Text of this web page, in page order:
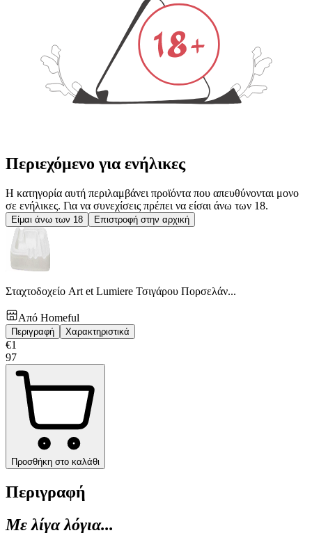
Περιεχόμενο για ενήλικες
Η κατηγορία αυτή περιλαμβάνει προϊόντα που απευθύνονται μονο
σε ενήλικες. Για να συνεχίσεις πρέπει να είσαι άνω των 18.
Είμαι άνω των 18 Επιστροφή στην αρχική
Σταχτοδοχείο Art et Lumiere Τσιγάρου Πορσελάν...
Από Homeful
Περιγραφή Χαρακτηριστικά
€1
97
Προσθήκη στο καλάθι
Περιγραφή
Με λίγα λόγια...